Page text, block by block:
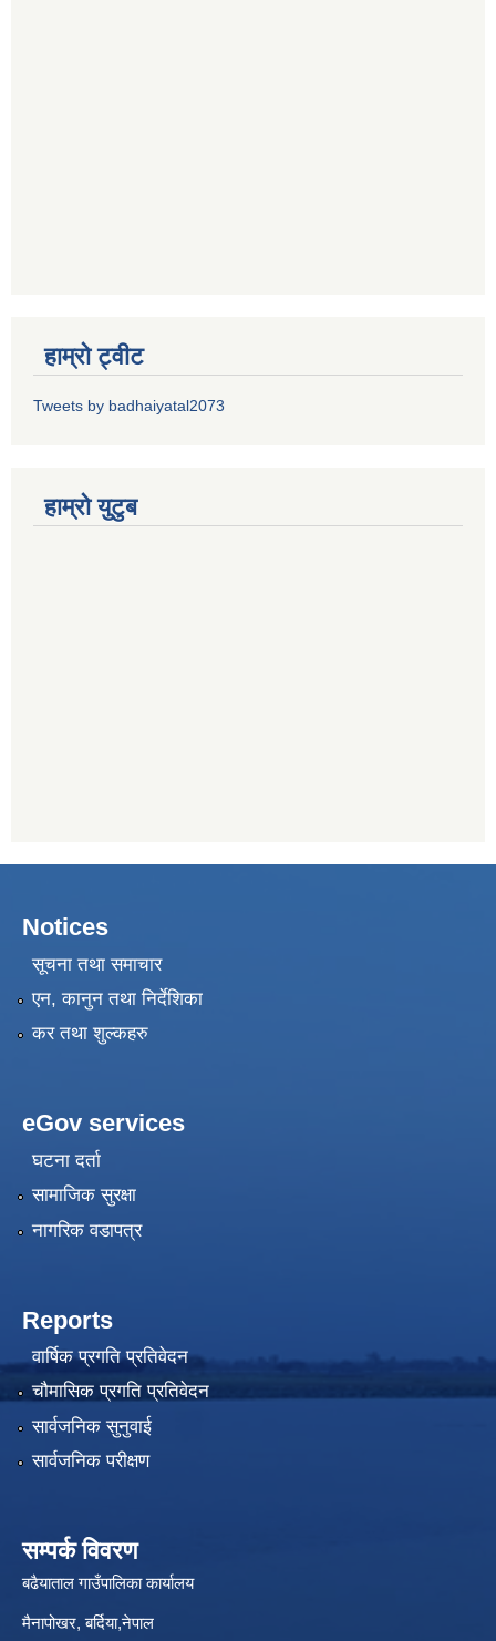
हाम्रो ट्वीट
Tweets by badhaiyatal2073
हाम्रो युटुब
Notices
सूचना तथा समाचार
एन, कानुन तथा निर्देशिका
कर तथा शुल्कहरु
eGov services
घटना दर्ता
सामाजिक सुरक्षा
नागरिक वडापत्र
Reports
वार्षिक प्रगति प्रतिवेदन
चौमासिक प्रगति प्रतिवेदन
सार्वजनिक सुनुवाई
सार्वजनिक परीक्षण
सम्पर्क विवरण
बढैयाताल गाउँपालिका कार्यालय
मैनापोखर, बर्दिया,नेपाल